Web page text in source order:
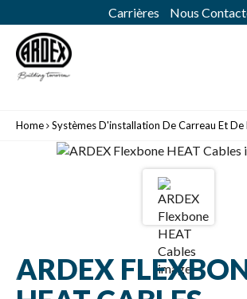
Carrières Nous
Home Systèmes D'installation De Carreau Et De
ARDEX